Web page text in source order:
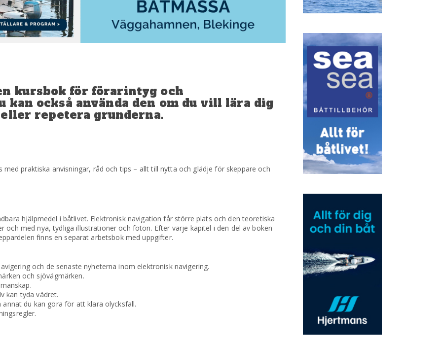
kursbok för förarintyg och
kan också använda den om du vill lära dig
repetera grunderna.
med praktiska anvisningar, råd och tips – allt till nytta och glädje för skeppare och
hjälpmedel i båtlivet. Elektronisk navigation får större plats och den teoretiska
och med nya, tydliga illustrationer och foton. Efter varje kapitel i den del av boken
finns en separat arbetsbok med uppgifter.
och de senaste nyheterna inom elektronisk navigering.
och sjövägmärken.
kan tyda vädret.
annat du kan göra för att klara olycksfall.